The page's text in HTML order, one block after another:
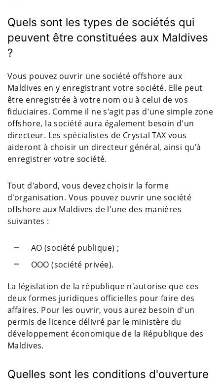
Quels sont les types de sociétés qui
peuvent être constituées aux Maldives
?
Vous pouvez ouvrir une société offshore aux
Maldives en y enregistrant votre société. Elle peut
être enregistrée à votre nom ou à celui de vos
fiduciaires. Comme il ne s'agit pas d'une simple zone
offshore, la société aura également besoin d'un
directeur. Les spécialistes de Crystal TAX vous
aideront à choisir un directeur général, ainsi qu'à
enregistrer votre société.
Tout d'abord, vous devez choisir la forme
d'organisation. Vous pouvez ouvrir une société
offshore aux Maldives de l'une des manières
suivantes :
AO (société publique) ;
OOO (société privée).
La législation de la république n'autorise que ces
deux formes juridiques officielles pour faire des
affaires. Pour les ouvrir, vous aurez besoin d'un
permis de licence délivré par le ministère du
développement économique de la République des
Maldives.
Quelles sont les conditions d'ouverture